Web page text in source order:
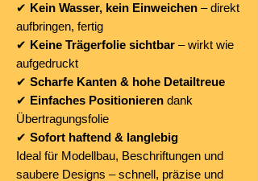
✔ Kein Wasser, kein Einweichen – direkt
aufbringen, fertig
✔ Keine Trägerfolie sichtbar – wirkt wie
aufgedruckt
✔ Scharfe Kanten & hohe Detailtreue
✔ Einfaches Positionieren dank
Übertragungsfolie
✔ Sofort haftend & langlebig
Ideal für Modellbau, Beschriftungen und
saubere Designs – schnell, präzise und